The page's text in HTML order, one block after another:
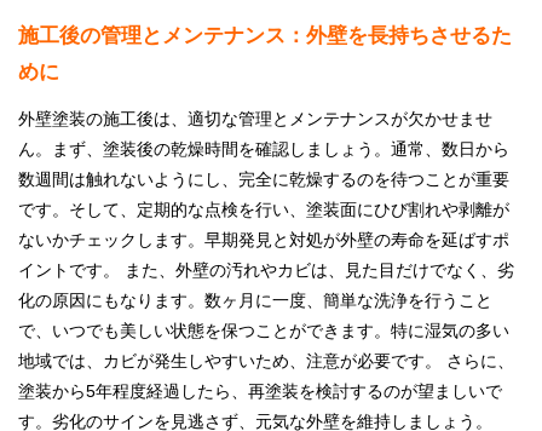
施工後の管理とメンテナンス：外壁を長持ちさせるた
めに
外壁塗装の施工後は、適切な管理とメンテナンスが欠かせませ
ん。まず、塗装後の乾燥時間を確認しましょう。通常、数日から
数週間は触れないようにし、完全に乾燥するのを待つことが重要
です。そして、定期的な点検を行い、塗装面にひび割れや剥離が
ないかチェックします。早期発見と対処が外壁の寿命を延ばすポ
イントです。 また、外壁の汚れやカビは、見た目だけでなく、劣
化の原因にもなります。数ヶ月に一度、簡単な洗浄を行うこと
で、いつでも美しい状態を保つことができます。特に湿気の多い
地域では、カビが発生しやすいため、注意が必要です。 さらに、
塗装から5年程度経過したら、再塗装を検討するのが望ましいで
す。劣化のサインを見逃さず、元気な外壁を維持しましょう。